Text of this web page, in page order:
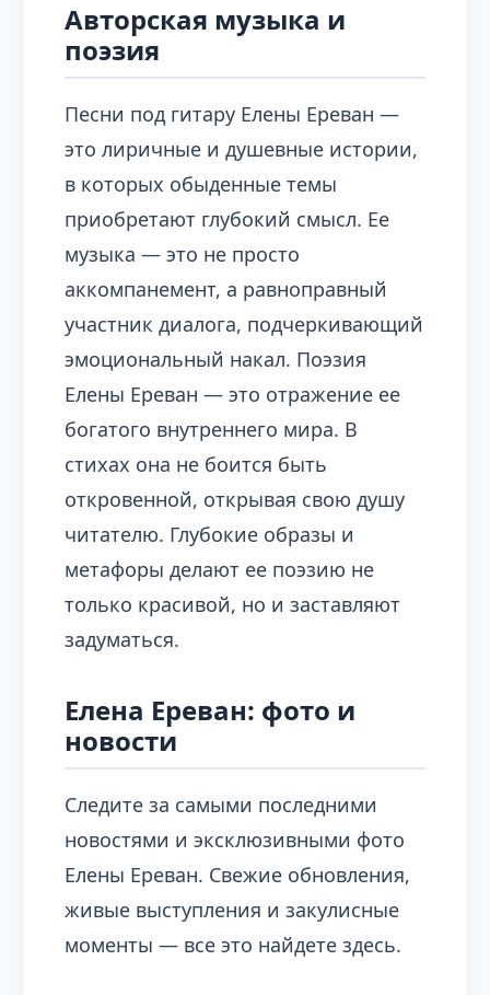
Авторская музыка и
поэзия
Песни под гитару Елены Ереван —
это лиричные и душевные истории,
в которых обыденные темы
приобретают глубокий смысл. Ее
музыка — это не просто
аккомпанемент, а равноправный
участник диалога, подчеркивающий
эмоциональный накал. Поэзия
Елены Ереван — это отражение ее
богатого внутреннего мира. В
стихах она не боится быть
откровенной, открывая свою душу
читателю. Глубокие образы и
метафоры делают ее поэзию не
только красивой, но и заставляют
задуматься.
Елена Ереван: фото и
новости
Следите за самыми последними
новостями и эксклюзивными фото
Елены Ереван. Свежие обновления,
живые выступления и закулисные
моменты — все это найдете здесь.